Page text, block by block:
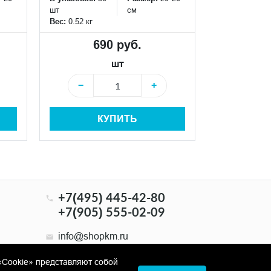
шт
см
Вес: 0.52 кг
690 руб.
шт
−
+
КУПИТЬ
+7(495) 445-42-80
+7(905) 555-02-09
info@shopkm.ru
представляют собой